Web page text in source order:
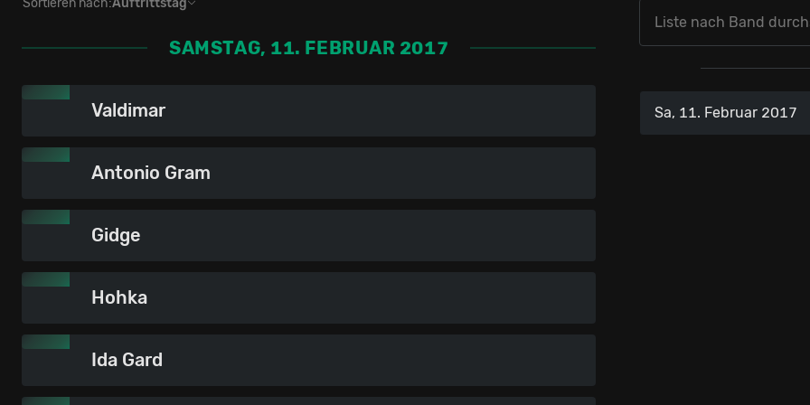
SAMSTAG, 11. FEBRUAR 2017
Valdimar
Antonio Gram
Gidge
Hohka
Ida Gard
Sa, 11. Februar 2017